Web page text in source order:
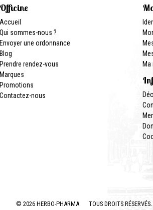
Officine
Accueil
Qui sommes-nous ?
Envoyer une ordonnance
Blog
Prendre rendez-vous
Marques
Promotions
Contactez-nous
© 2026 HERBO-PHARMA TOUS DROITS RÉSERVÉS.